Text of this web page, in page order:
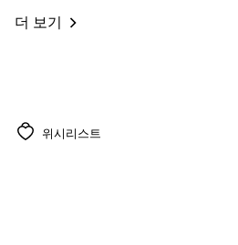
더 보기
위시리스트